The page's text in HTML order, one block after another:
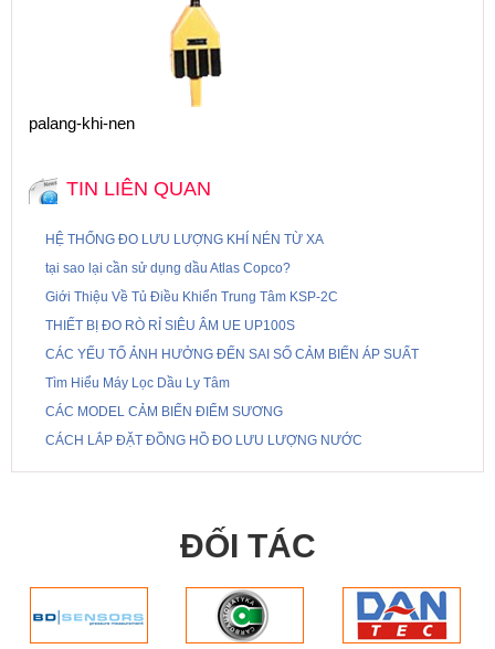
palang-khi-nen
TIN LIÊN QUAN
HỆ THỐNG ĐO LƯU LƯỢNG KHÍ NÉN TỪ XA
tại sao lại cần sử dụng dầu Atlas Copco?
Giới Thiệu Về Tủ Điều Khiển Trung Tâm KSP-2C
THIẾT BỊ ĐO RÒ RỈ SIÊU ÂM UE UP100S
CÁC YẾU TỐ ẢNH HƯỞNG ĐẾN SAI SỐ CẢM BIẾN ÁP SUẤT
Tìm Hiểu Máy Lọc Dầu Ly Tâm
CÁC MODEL CẢM BIẾN ĐIỂM SƯƠNG
CÁCH LẮP ĐẶT ĐỒNG HỒ ĐO LƯU LƯỢNG NƯỚC
ĐỐI TÁC